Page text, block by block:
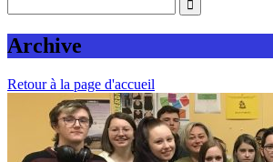
Archive
Retour à la page d'accueil